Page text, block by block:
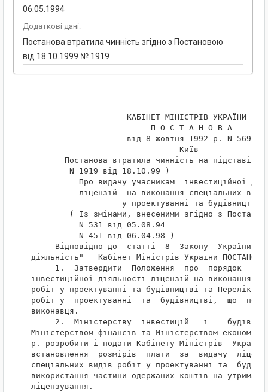
06.05.1994
Додаткові дані:
Постанова втратила чинність згідно з Постановою
від 18.10.1999 № 1919